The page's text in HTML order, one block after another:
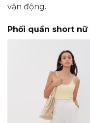
vận động.
Phối quần short nữ